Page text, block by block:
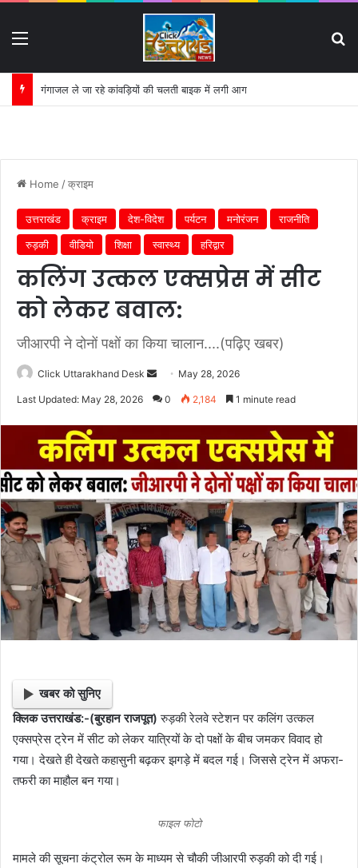
गंगाजल ले जा रहे कांवड़ियों की चलती बाइक में लगी आग
Home /क्राइम
उत्तराखंड क्राइम देश-विदेश पर्यटन मनोरंजन
राजनीति
रुड़की
वीडियो शिक्षा स्वास्थ्य हरिद्वार
कलिंग उत्कल एक्सप्रेस में सीट
को लेकर बवाल:
जीआरपी ने दोनों पक्षों का किया चालान....(पढ़िए खबर)
Click Uttarakhand Desk
e
a
n
e
m
i
May 28, 2026
Last Updated: May 28, 2026 0 2,184 1 minute read
खबर को सुनिए
क्लिक उत्तराखंड:-(बुरहान राजपूत) रुड़की रेलवे स्टेशन पर कलिंग उत्कल
एक्सप्रेस ट्रेन में सीट को लेकर यात्रियों के दो पक्षों के बीच जमकर विवाद हो
गया। देखते ही देखते कहासुनी बढ़कर झगड़े में बदल गई। जिससे ट्रेन में अफरा-
तफरी का माहौल बन गया।
फाइल फोटो
मामले की सूचना कंट्रोल रूम के माध्यम से चौकी जीआरपी रुड़की को दी गई।